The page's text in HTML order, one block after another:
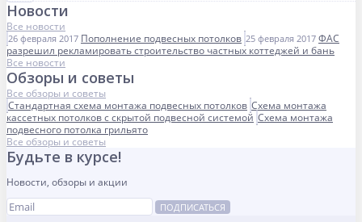
Новости
Все новости
26 февраля 2017 Пополнение подвесных потолков 25 февраля 2017 ФАС
разрешил рекламировать строительство частных коттеджей и бань
Все новости
Обзоры и советы
Все обзоры и советы
Стандартная схема монтажа подвесных потолков Схема монтажа
кассетных потолков с скрытой подвесной системой Схема монтажа
подвесного потолка грильято
Все обзоры и советы
Будьте в курсе!
Новости, обзоры и акции
ПОДПИСАТЬСЯ